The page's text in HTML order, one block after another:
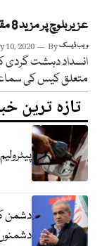
عزیر بلوچ پر مزید 8 مقدمات میں فرد جرم عائد کیے جانے کا امکان
10, 2020 Byویب ڈیسک
انسداد دہشت گردی
متعلق کیس کی
تازہ ترین
دشمن
دشمنوں